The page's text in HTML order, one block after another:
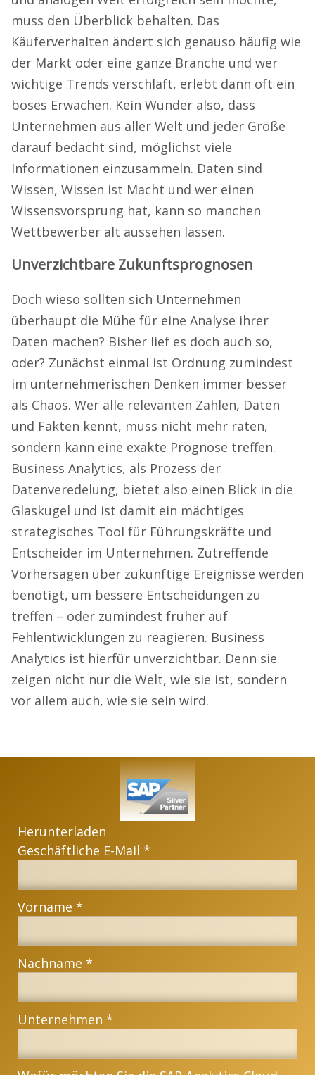
muss den Überblick behalten. Das
Käuferverhalten ändert sich genauso häufig wie
der Markt oder eine ganze Branche und wer
wichtige Trends verschläft, erlebt dann oft ein
böses Erwachen. Kein Wunder also, dass
Unternehmen aus aller Welt und jeder Größe
darauf bedacht sind, möglichst viele
Informationen einzusammeln. Daten sind
Wissen, Wissen ist Macht und wer einen
Wissensvorsprung hat, kann so manchen
Wettbewerber alt aussehen lassen.
Unverzichtbare Zukunftsprognosen
Doch wieso sollten sich Unternehmen
überhaupt die Mühe für eine Analyse ihrer
Daten machen? Bisher lief es doch auch so,
oder? Zunächst einmal ist Ordnung zumindest
im unternehmerischen Denken immer besser
als Chaos. Wer alle relevanten Zahlen, Daten
und Fakten kennt, muss nicht mehr raten,
sondern kann eine exakte Prognose treffen.
Business Analytics, als Prozess der
Datenveredelung, bietet also einen Blick in die
Glaskugel und ist damit ein mächtiges
strategisches Tool für Führungskräfte und
Entscheider im Unternehmen. Zutreffende
Vorhersagen über zukünftige Ereignisse werden
benötigt, um bessere Entscheidungen zu
treffen – oder zumindest früher auf
Fehlentwicklungen zu reagieren. Business
Analytics ist hierfür unverzichtbar. Denn sie
zeigen nicht nur die Welt, wie sie ist, sondern
vor allem auch, wie sie sein wird.
Herunterladen